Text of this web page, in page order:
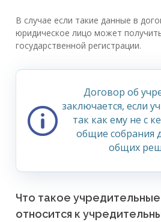
В случае если такие данные в
юридическое лицо может
государственной регистрации.
Договор об
заключается, если
так как ему не с
общие собрания
общих
Что такое
относится к